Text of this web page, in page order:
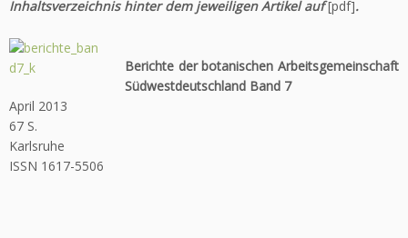
Inhaltsverzeichnis hinter dem jeweiligen Artikel auf[pdf].
Berichte der botanischen Arbeitsgemeinschaft
Südwestdeutschland Band 7
April 2013
67 S.
Karlsruhe
ISSN 1617-5506